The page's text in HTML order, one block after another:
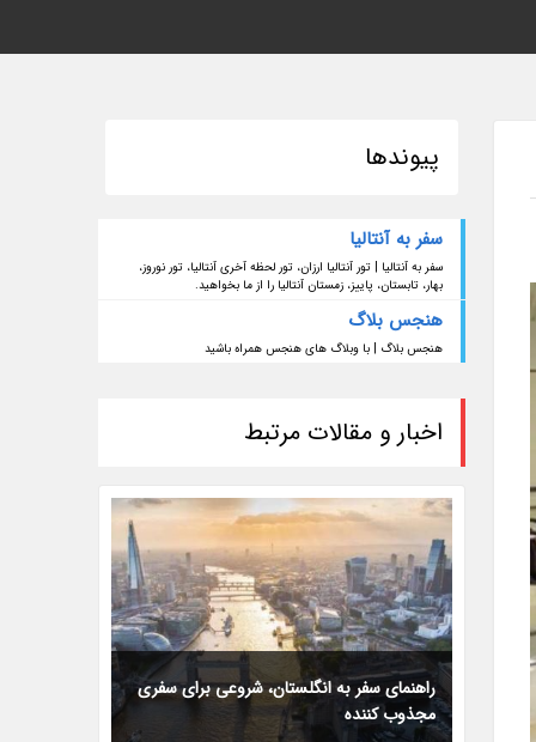
پیوندها
سفر به آنتالیا
سفر به آنتالیا | تور آنتالیا ارزان، تور لحظه آخری آنتالیا، تور نوروز،
بهار، تابستان، پاییز، زمستان آنتالیا را از ما بخواهید.
هنجس بلاگ
هنجس بلاگ | با وبلاگ های هنجس همراه باشید
اخبار و مقالات مرتبط
راهنمای سفر به انگلستان، شروعی برای سفری
مجذوب کننده